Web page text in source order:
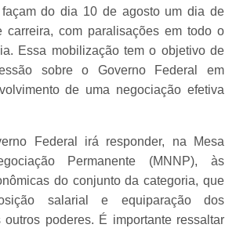
do dia 10 de agosto um dia de
carreira, com paralisações em todo o
Essa mobilização tem o objetivo de
sobre o Governo Federal em
de uma negociação efetiva
Federal irá responder, na Mesa
Permanente (MNNP), às
do conjunto da categoria, que
salarial e equiparação dos
outros poderes. É importante ressaltar